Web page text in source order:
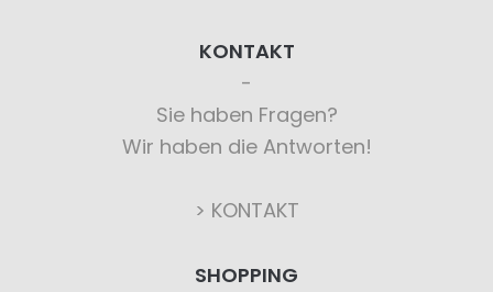
KONTAKT
Sie haben Fragen?
Wir haben die Antworten!
> KONTAKT
SHOPPING